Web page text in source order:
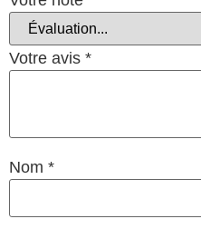
Votre avis *
Nom *